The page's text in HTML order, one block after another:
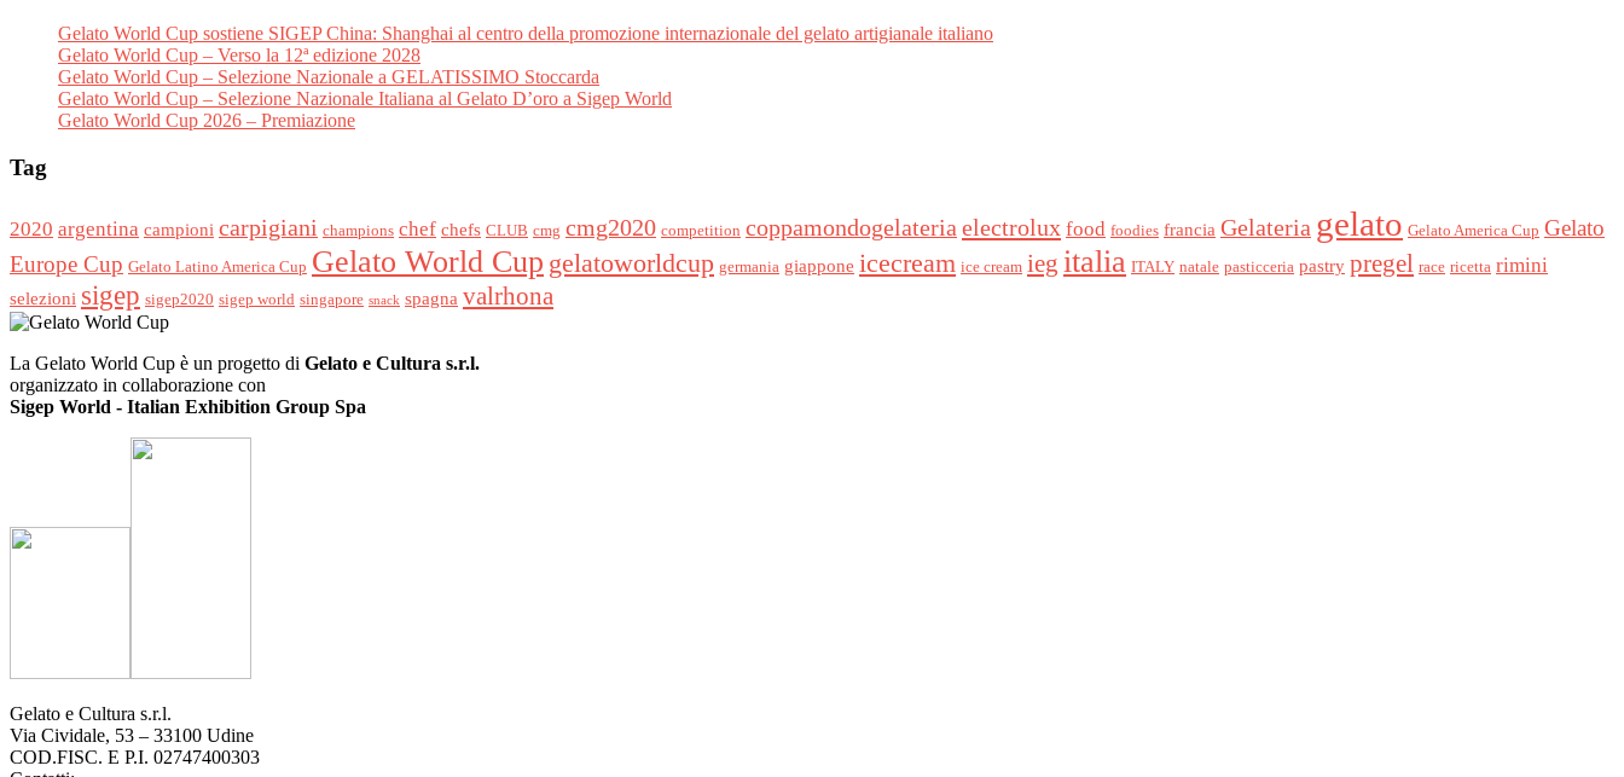
Gelato World Cup sostiene SIGEP China: Shanghai al centro della promozione internazionale del gelato artigianale italiano
Gelato World Cup – Verso la 12ª edizione 2028
Gelato World Cup – Selezione Nazionale a GELATISSIMO Stoccarda
Gelato World Cup – Selezione Nazionale Italiana al Gelato D’oro a Sigep World
Gelato World Cup 2026 – Premiazione
Tag
2020 argentina campioni carpigiani champions chef chefs CLUB cmg cmg2020 competition coppamondogelateria electrolux food foodies francia Gelateria gelato Gelato America Cup Gelato
Europe Cup Gelato Latino America Cup Gelato World Cup gelatoworldcup germania giappone icecream ice cream ieg italia ITALY natale pasticceria pastry pregel race ricetta rimini
selezioni sigep sigep2020 sigep world singapore snack spagna valrhona
La Gelato World Cup è un progetto di Gelato e Cultura s.r.l.
organizzato in collaborazione con
Sigep World - Italian Exhibition Group Spa
Gelato e Cultura s.r.l.
Via Cividale, 53 – 33100 Udine
COD.FISC. E P.I. 02747400303